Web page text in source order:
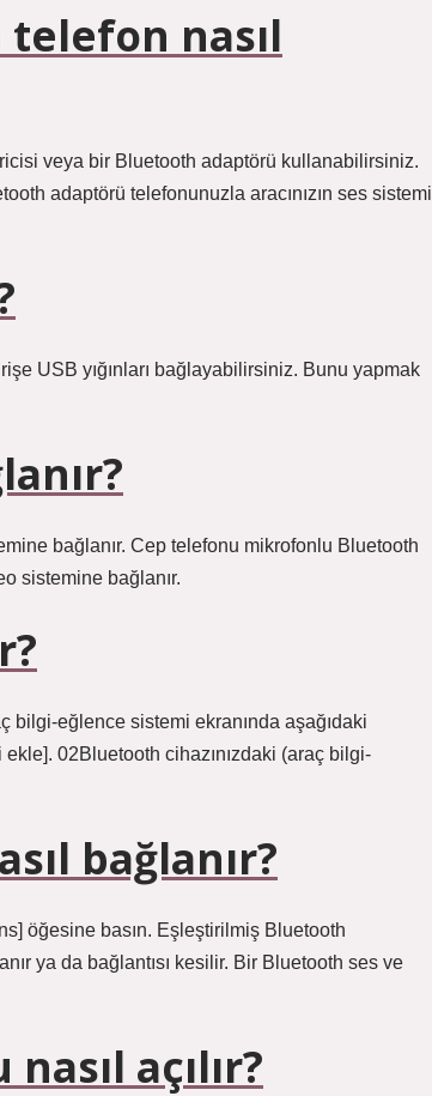
nasıl
veya bir Bluetooth adaptörü kullanabilirsiniz.
adaptörü telefonunuzla aracınızın ses sistemi
USB yığınları bağlayabilirsiniz. Bunu yapmak
bağlanır. Cep telefonu mikrofonlu Bluetooth
sistemine bağlanır.
bilgi-eğlence sistemi ekranında aşağıdaki
02Bluetooth cihazınızdaki (araç bilgi-
bağlanır?
öğesine basın. Eşleştirilmiş Bluetooth
ya da bağlantısı kesilir. Bir Bluetooth ses ve
açılır?